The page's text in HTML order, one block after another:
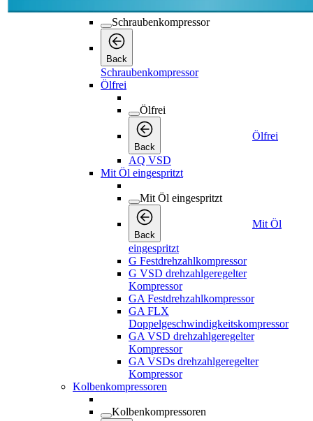
Schraubenkompressor
Back
Schraubenkompressor
Ölfrei
Ölfrei
Back
Ölfrei
AQ VSD
Mit Öl eingespritzt
Mit Öl eingespritzt
Back
Mit Öl
eingespritzt
G Festdrehzahlkompressor
G VSD drehzahlgeregelter
Kompressor
GA Festdrehzahlkompressor
GA FLX
Doppelgeschwindigkeitskompressor
GA VSD drehzahlgeregelter
Kompressor
GA VSDs drehzahlgeregelter
Kompressor
Kolbenkompressoren
Kolbenkompressoren